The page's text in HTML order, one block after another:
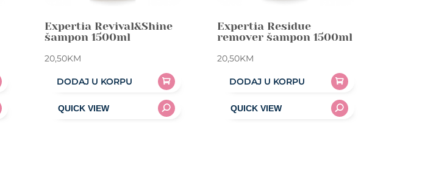
Expertia Revival&Shine
šampon 1500ml
20,50KM
DODAJ U KORPU
Expertia Residue
remover šampon 1500ml
20,50KM
DODAJ U KORPU